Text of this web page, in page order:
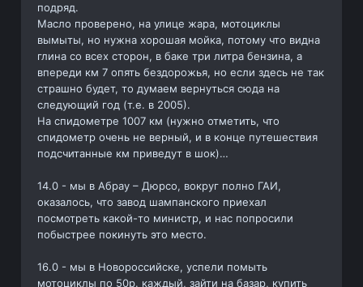
подряд.
Масло проверено, на улице жара, мотоциклы
вымыты, но нужна хорошая мойка, потому что видна
глина со всех сторон, в баке три литра бензина, а
впереди км 7 опять бездорожья, но если здесь не так
страшно будет, то думаем вернуться сюда на
следующий год (т.е. в 2005).
На спидометре 1007 км (нужно отметить, что
спидометр очень не верный, и в конце путешествия
подсчитанные км приведут в шок)…
14.0 - мы в Абрау – Дюрсо, вокруг полно ГАИ,
оказалось, что завод шампанского приехал
посмотреть какой-то министр, и нас попросили
побыстрее покинуть это место.
16.0 - мы в Новороссийске, успели помыть
мотоциклы по 50р. каждый, зайти на базар, купить